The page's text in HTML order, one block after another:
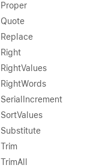
Proper
Quote
Replace
Right
RightValues
RightWords
SerialIncrement
SortValues
Substitute
Trim
TrimAll